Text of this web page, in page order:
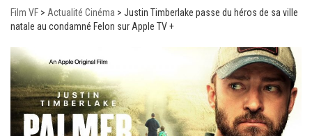
Film VF > Actualité Cinéma > Justin Timberlake passe du héros de sa ville
natale au condamné Felon sur Apple TV +